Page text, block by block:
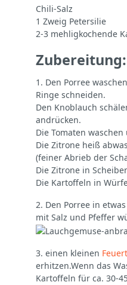
Chili-Salz
1 Zweig Petersilie
2-3 mehligkochende
Zubereitung:
1. Den Porree
Ringe schneiden.
Den Knoblauch
andrücken.
Die Tomaten
Die Zitrone heiß
(feiner Abrieb der
Die Zitrone in
Die Kartoffeln in
2. Den Porree in
mit Salz und Pfeffer
3. einen kleinen
erhitzen.Wenn das
Kartoffeln für ca. 30-